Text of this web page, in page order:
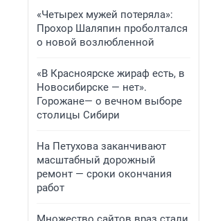
«Четырех мужей потеряла»:
Прохор Шаляпин проболтался
о новой возлюбленной
«В Красноярске жираф есть, в
Новосибирске — нет».
Горожане— о вечном выборе
столицы Сибири
На Петухова заканчивают
масштабный дорожный
ремонт — сроки окончания
работ